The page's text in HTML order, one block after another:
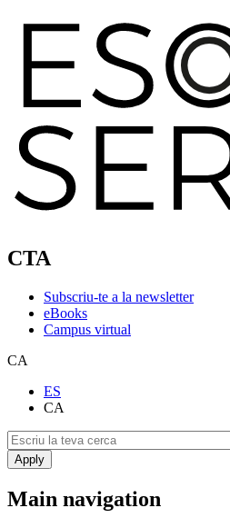
CTA
Subscriu-te a la newsletter
eBooks
Campus virtual
CA
ES
CA
Main navigation